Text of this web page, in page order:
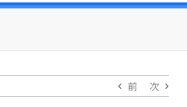
前 次